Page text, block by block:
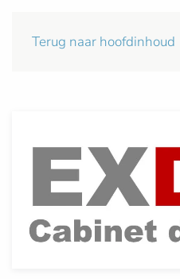
Terug naar hoofdinhoud